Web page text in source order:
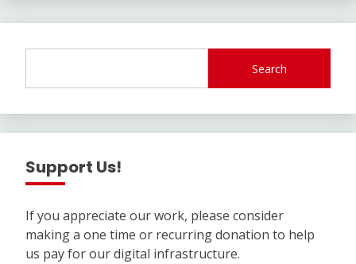
Search
Support Us!
If you appreciate our work, please consider
making a one time or recurring donation to help
us pay for our digital infrastructure.